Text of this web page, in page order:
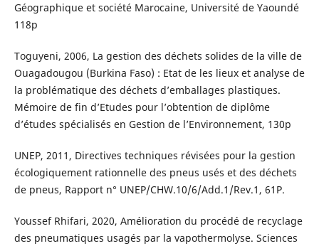
Géographique et société Marocaine, Université de Yaoundé
118p
Toguyeni, 2006, La gestion des déchets solides de la ville de
Ouagadougou (Burkina Faso) : Etat de les lieux et analyse de
la problématique des déchets d’emballages plastiques.
Mémoire de fin d’Etudes pour l’obtention de diplôme
d’études spécialisés en Gestion de l’Environnement, 130p
UNEP, 2011, Directives techniques révisées pour la gestion
écologiquement rationnelle des pneus usés et des déchets
de pneus, Rapport n° UNEP/CHW.10/6/Add.1/Rev.1, 61P.
Youssef Rhifari, 2020, Amélioration du procédé de recyclage
des pneumatiques usagés par la vapothermolyse. Sciences